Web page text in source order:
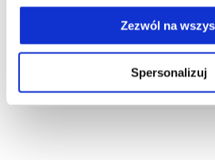
Zezwól na
Spersonalizuj